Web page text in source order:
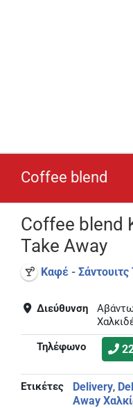
Coffee blend
Coffee blend
Take Away
Καφέ -
Διεύθυνση
Τηλέφωνο
Ετικέτες Delivery,
Away